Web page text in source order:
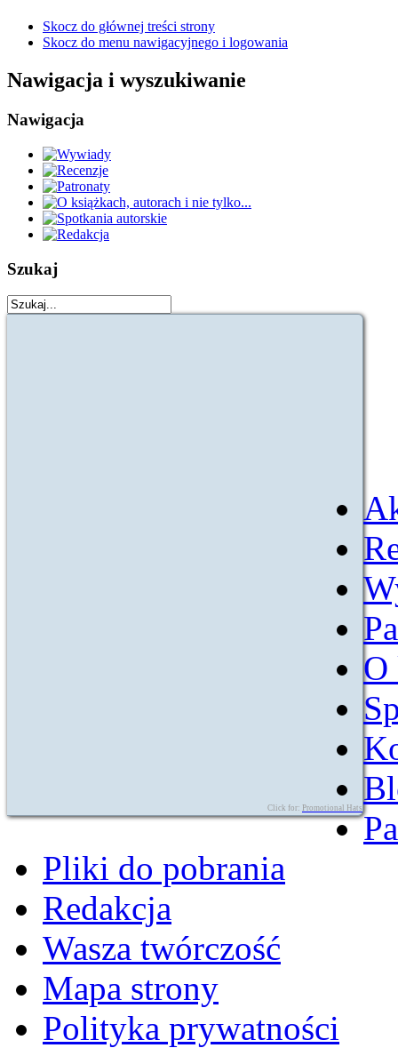
Skocz do głównej treści strony
Skocz do menu nawigacyjnego i logowania
Nawigacja i wyszukiwanie
Nawigacja
Szukaj
Click for: Promotional Hats
O
Pliki do pobrania
Redakcja
Wasza twórczość
Mapa strony
Polityka prywatności